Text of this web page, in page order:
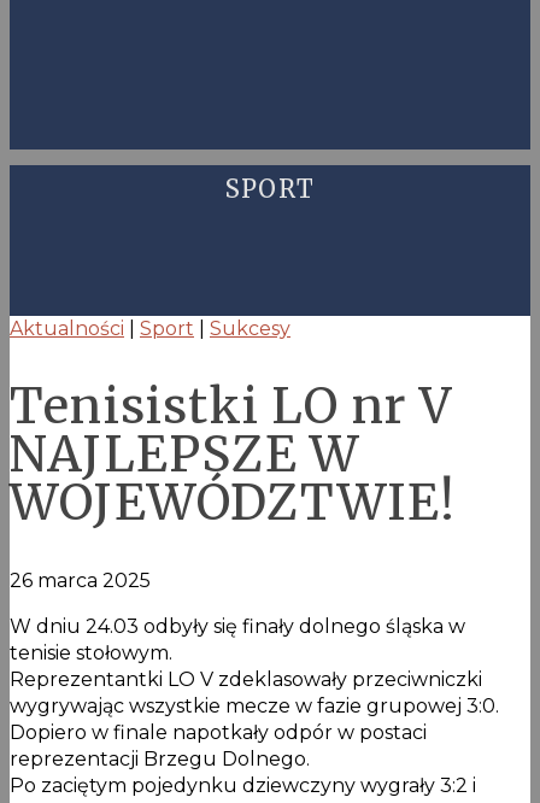
SPORT
Aktualności Sport Sukcesy
Tenisistki LO nr V
NAJLEPSZE W
WOJEWÓDZTWIE!
26 marca 2025
W dniu 24.03 odbyły się finały dolnego śląska w
tenisie stołowym.
Reprezentantki LO V zdeklasowały przeciwniczki
wygrywając wszystkie mecze w fazie grupowej 3:0.
Dopiero w finale napotkały odpór w postaci
reprezentacji Brzegu Dolnego.
Po zaciętym pojedynku dziewczyny wygrały 3:2 i